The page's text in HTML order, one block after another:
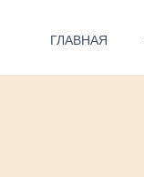
ГЛАВНАЯ